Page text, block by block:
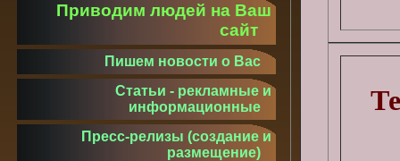
Приводим людей на Ваш
сайт
Пишем новости о Вас
Статьи - рекламные и
информационные
Пресс-релизы (создание и
размещение)